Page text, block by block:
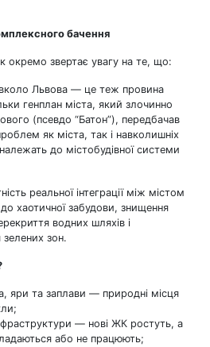
бачення
окремо звертає увагу на те, що:
Львова — це теж провина
генплан міста, який злочинно
(псевдо “Батон”), передбачав
як міста, так і навколишніх
до містобудівної системи
реальної інтеграції між містом
хаотичної забудови, знищення
водних шляхів і
зелених зон.
яри та заплави — природні місця
— нові ЖК ростуть, а
або не працюють;